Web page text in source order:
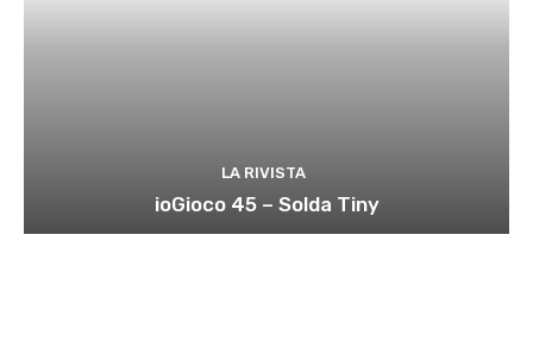
LA RIVISTA
ioGioco 45 – Solda Tiny